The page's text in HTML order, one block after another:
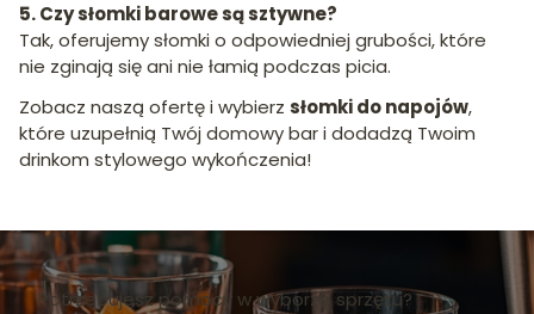
5. Czy słomki barowe są sztywne?
Tak, oferujemy słomki o odpowiedniej grubości, które
nie zginają się ani nie łamią podczas picia.
Zobacz naszą ofertę i wybierz słomki do napojów,
które uzupełnią Twój domowy bar i dodadzą Twoim
drinkom stylowego wykończenia!
Potrzebujesz pomocy w wyborze sprzętu?